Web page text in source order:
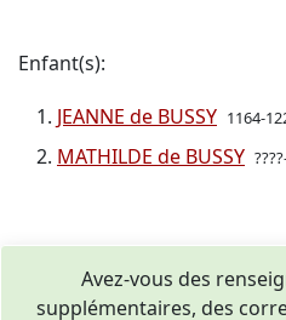
Enfant(s):
JEANNE de BUSSY 1164-
MATHILDE de BUSSY
Avez-vous des
supplémentaires, des